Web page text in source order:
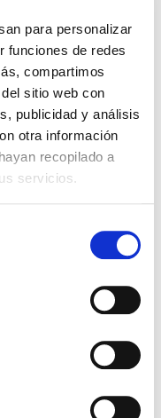
para personalizar
funciones de redes
compartimos
sitio web con
publicidad y análisis
otra información
recopilado a
servicios.
cookieak onartu
la Guía Laboral
ser un recurso
de filtros
y asistencia
y Katia